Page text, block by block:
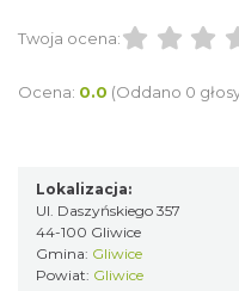
Twoja ocena:
Ocena: 0.0 (Oddano 0
Lokalizacja:
Ul. Daszyńskiego 357
44-100 Gliwice
Gmina: Gliwice
Powiat: Gliwice